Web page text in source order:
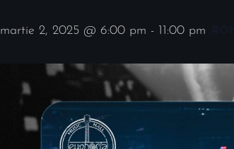
martie 2, 2025 @ 6:00 pm - 11:00 pm